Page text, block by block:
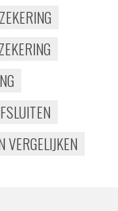
VERGELIJKEN